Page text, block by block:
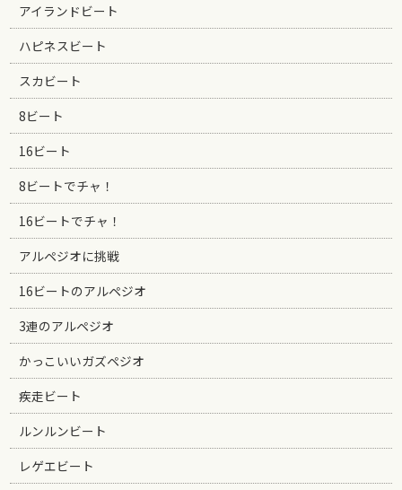
アイランドビート
ハピネスビート
スカビート
8ビート
16ビート
8ビートでチャ！
16ビートでチャ！
アルペジオに挑戦
16ビートのアルペジオ
3連のアルペジオ
かっこいいガズペジオ
疾走ビート
ルンルンビート
レゲエビート